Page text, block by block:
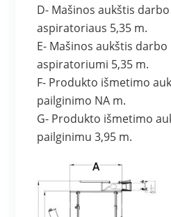
D- Mašinos aukštis
aspiratoriaus 5,35 m.
E- Mašinos aukštis
aspiratoriumi 5,35 m.
F- Produkto išmetimo
pailginimo NA m.
G- Produkto išmetimo
pailginimu 3,95 m.